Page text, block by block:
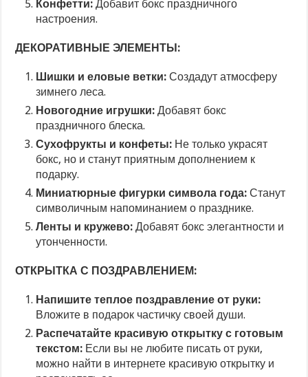
Конфетти: Добавит бокс праздничного
настроения.
ДЕКОРАТИВНЫЕ ЭЛЕМЕНТЫ:
Шишки и еловые ветки: Создадут атмосферу
зимнего леса.
Новогодние игрушки: Добавят бокс
праздничного блеска.
Сухофрукты и конфеты: Не только украсят
бокс, но и станут приятным дополнением к
подарку.
Миниатюрные фигурки символа года: Станут
символичным напоминанием о празднике.
Ленты и кружево: Добавят бокс элегантности и
утонченности.
ОТКРЫТКА С ПОЗДРАВЛЕНИЕМ:
Напишите теплое поздравление от руки:
Вложите в подарок частичку своей души.
Распечатайте красивую открытку с готовым
текстом: Если вы не любите писать от руки,
можно найти в интернете красивую открытку и